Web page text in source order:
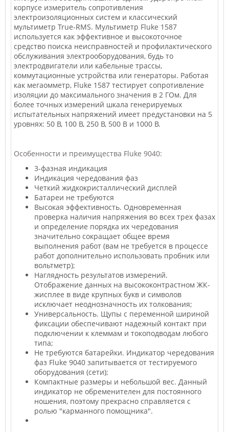
корпусе измеритель сопротивления
электроизоляционных систем и классический
мультиметр True-RMS. Мультиметр Fluke 1587
используется как эффективное и высокоточное
средство поиска неисправностей и профилактического
обслуживания электрооборудования, будь то
электродвигатели или кабельные трассы,
коммутационные устройства или генераторы. Работая
как мегаомметр, Fluke 1587 тестирует сопротивление
изоляции до максимального значения в 2 ГОм. Для
более точных измерений шкала генерируемых
испытательных напряжений имеет предустановки на 5
уровнях: 50 В, 100 В, 250 В, 500 В и 1000 В.
Особенности и преимущества Fluke 9040:
3-фазная индикация
Индикация чередования фаз
Четкий жидкокристаллический дисплей
Батареи не требуются
Высокая эффективность. Одновременная
проверка наличия напряжения во всех трех фазах
и определение порядка их чередования
значительно сокращает общее время
выполнения работ (вам не требуется в процессе
работ дополнительно использовать пробник или
вольтметр);
Наглядность результатов измерений.
Отображение данных на высококонтрастном ЖК-
жисплее в виде крупных букв и символов
исключает неоднозначность их толкования;
Универсальность. Щупы с переменной шириной
фиксации обеспечивают надежный контакт при
подключении к клеммам и токоподводам любого
типа;
Не требуются батарейки. Индикатор чередования
фаз Fluke 9040 запитывается от тестируемого
оборудования (сети);
Компактные размеры и небольшой вес. Данный
индикатор не обременителен для постоянного
ношения, поэтому прекрасно справляется с
ролью "карманного помощника".